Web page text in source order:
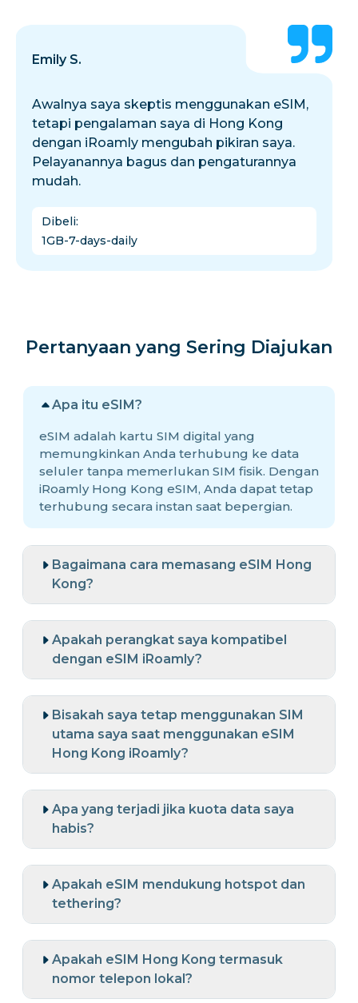
Emily S.
Awalnya saya skeptis menggunakan eSIM,
tetapi pengalaman saya di Hong Kong
dengan iRoamly mengubah pikiran saya.
Pelayanannya bagus dan pengaturannya
mudah.
Dibeli:
1GB-7-days-daily
Pertanyaan yang Sering Diajukan
Apa itu eSIM?
eSIM adalah kartu SIM digital yang
memungkinkan Anda terhubung ke data
seluler tanpa memerlukan SIM fisik. Dengan
iRoamly Hong Kong eSIM, Anda dapat tetap
terhubung secara instan saat bepergian.
Bagaimana cara memasang eSIM Hong
Kong?
Apakah perangkat saya kompatibel
dengan eSIM iRoamly?
Bisakah saya tetap menggunakan SIM
utama saya saat menggunakan eSIM
Hong Kong iRoamly?
Apa yang terjadi jika kuota data saya
habis?
Apakah eSIM mendukung hotspot dan
tethering?
Apakah eSIM Hong Kong termasuk
nomor telepon lokal?